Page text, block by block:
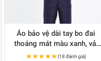
Áo bảo vệ dài tay bo đai
thoáng mát màu xanh, vải
kate hàn BH01A
★★★★★
★★★★★(18 đánh giá)